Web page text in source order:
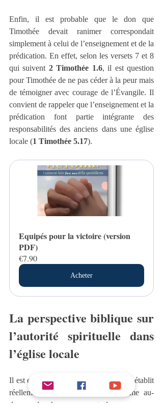
Enfin, il est probable que le don que
Timothée devait ranimer correspondait
simplement à celui de l’enseignement et de la
prédication. En effet, selon les versets 7 et 8
qui suivent 2 Timothée 1.6, il est question
pour Timothée de ne pas céder à la peur mais
de témoigner avec courage de l’Évangile. Il
convient de rappeler que l’enseignement et la
prédication font partie intégrante des
responsabilités des anciens dans une église
locale (1 Timothée 5.17).
Equipés pour la victoire (version
PDF)
€7.90
Acheter
La perspective biblique sur
l’autorité spirituelle dans
l’église locale
Il est essentiel de se demander si Dieu établit
réellement un homme ou une femme au-
dessus de chaque croyant dans un corps